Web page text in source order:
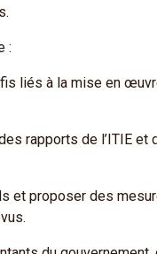
:
à la mise en œuvre
de l’ITIE et
proposer des